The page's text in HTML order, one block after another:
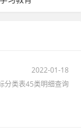
2022-01-18
分类表45类明细查询